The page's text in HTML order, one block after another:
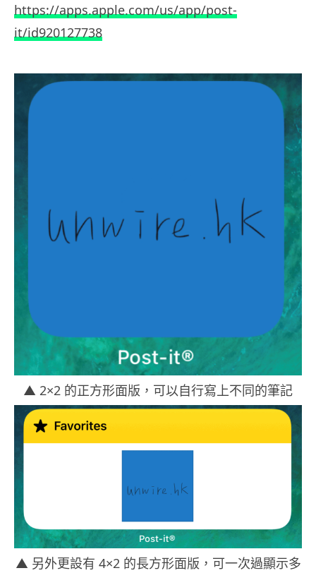
https://apps.apple.com/us/app/post-
it/id920127738
▲ 2×2 的正方形面版，可以自行寫上不同的筆記
▲ 另外更設有 4×2 的長方形面版，可一次過顯示多